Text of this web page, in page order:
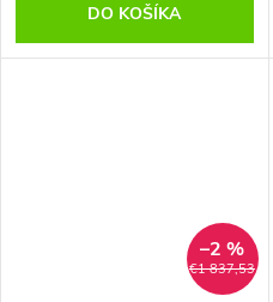
DO KOŠÍKA
€1 837,53
–2 %